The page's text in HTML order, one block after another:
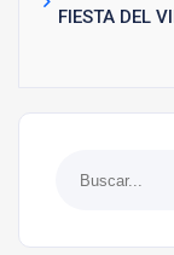
FIESTA DEL